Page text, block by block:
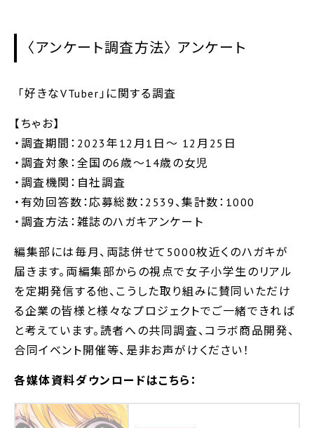
〈アンケート調査方法〉 アンケート
「好きなVTuber」に関する調査
【ちゃお】
・調査期間：2023年12月1日～ 12月25日
・調査対象：全国の6歳～14歳の女児
・調査機関：自社調査
・有効回答数：応募総数：2539、集計数：1000
・調査方法：雑誌のハガキアンケート
編集部には毎月、両誌併せて5000枚近くのハガキが
届きます。両編集部からの視点で女子小学生のリアル
を定期発信する他、こうした取り組みに賛同いただけ
る企業の皆様と様々なプロジェクトでご一緒できれば
と考えています。読者への共同調査、コラボ商品開発、
合同イベント開催等、是非お声がけください！
各媒体資料ダウンロードはこちら：